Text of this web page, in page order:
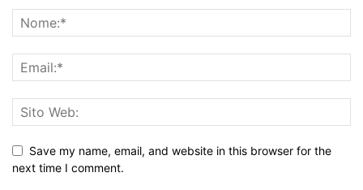
Save my name, email, and website in this browser for the
next time I comment.